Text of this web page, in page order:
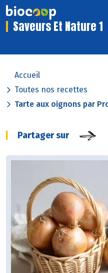
Saveurs Et Nature 1
Accueil
Toutes nos recettes
Tarte aux oignons par
Partager sur